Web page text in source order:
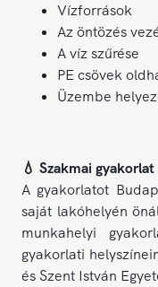
Vízforrások
Az öntözés
A víz szűrése
PE csövek
Üzembe
💧 Szakmai gyakorlat
A gyakorlatot
saját lakóhelyén
munkahelyi
gyakorlati
és Szent István